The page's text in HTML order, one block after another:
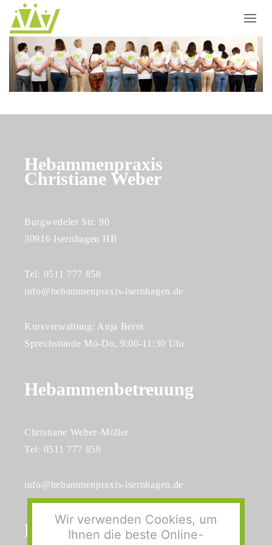
Hebammenpraxis
Christiane Weber
Burgwedeler Str. 90
30916 Isernhagen HB
Tel: 0511 777 858
info@hebammenpraxis-isernhagen.de
Kursverwaltung: Anja Bernt
Sprechstunde Mo-Do, 9:00-11:30 Uhr
Hebammenbetreuung
Christiane Weber-Möller
Tel: 0511 777 858
info@hebammenpraxis-isernhagen.de
Philosophie
Wir verwenden Cookies, um
Ihnen die beste Online-